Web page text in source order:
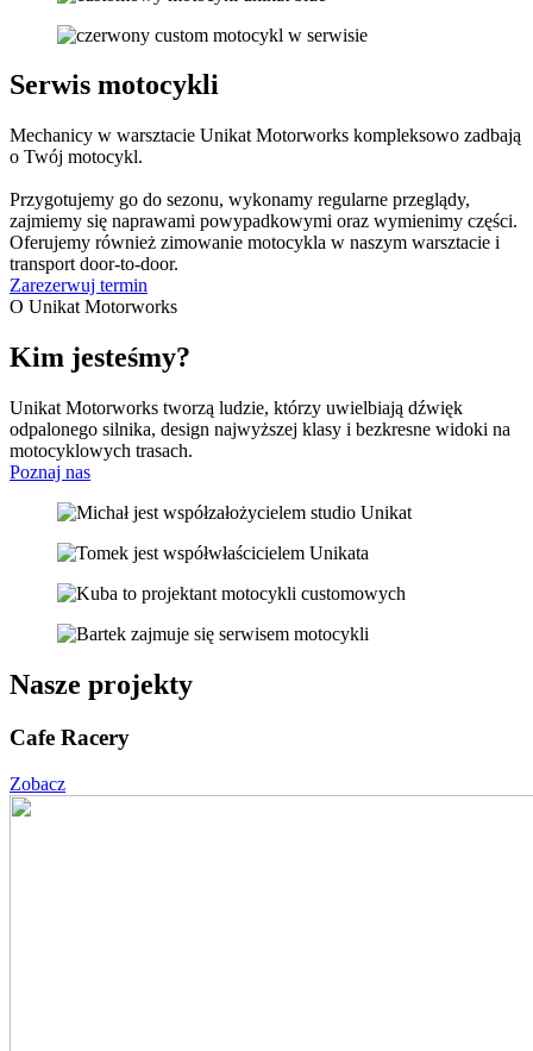
Serwis motocykli
Mechanicy w warsztacie Unikat Motorworks kompleksowo zadbają
o Twój motocykl.
Przygotujemy go do sezonu, wykonamy regularne przeglądy,
zajmiemy się naprawami powypadkowymi oraz wymienimy części.
Oferujemy również zimowanie motocykla w naszym warsztacie i
transport door-to-door.
Zarezerwuj termin
O Unikat Motorworks
Kim jesteśmy?
Unikat Motorworks tworzą ludzie, którzy uwielbiają dźwięk
odpalonego silnika, design najwyższej klasy i bezkresne widoki na
motocyklowych trasach.
Poznaj nas
Nasze projekty
Cafe Racery
Zobacz